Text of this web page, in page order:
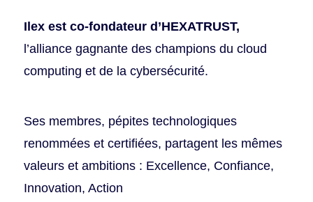
Ilex est co-fondateur d’HEXATRUST,
l’alliance gagnante des champions du cloud
computing et de la cybersécurité.
Ses membres, pépites technologiques
renommées et certifiées, partagent les mêmes
valeurs et ambitions : Excellence, Confiance,
Innovation, Action